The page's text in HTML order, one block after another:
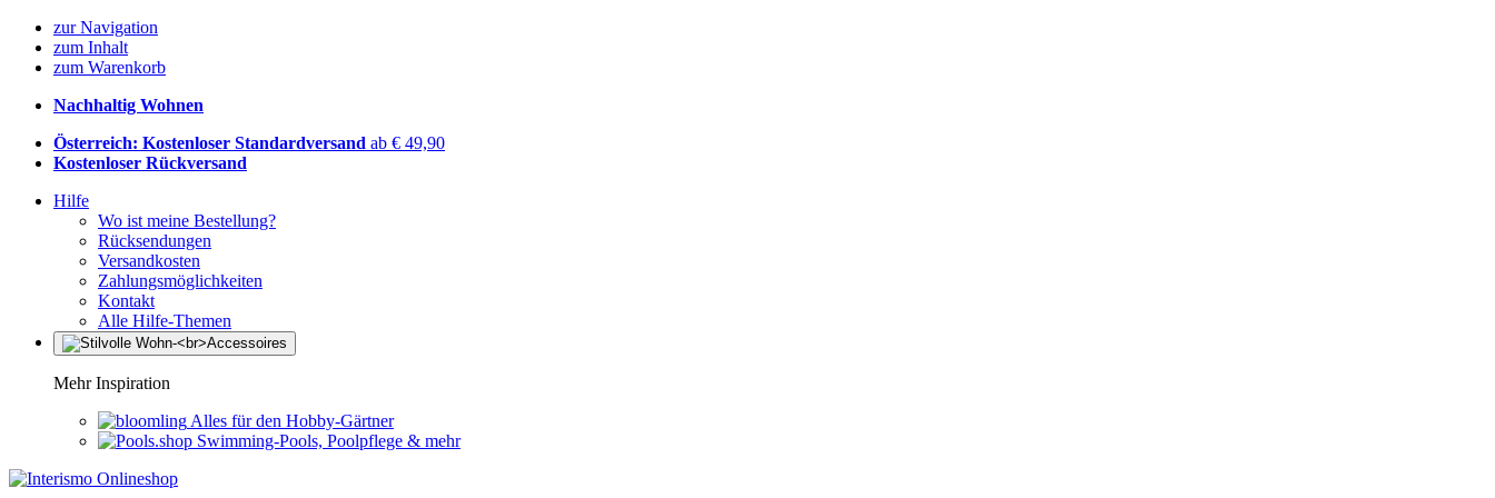
zur Navigation
zum Inhalt
zum Warenkorb
Nachhaltig Wohnen
Österreich: Kostenloser Standardversand ab € 49,90
Kostenloser Rückversand
Hilfe
Wo ist meine Bestellung?
Rücksendungen
Versandkosten
Zahlungsmöglichkeiten
Kontakt
Alle Hilfe-Themen
Mehr Inspiration
Alles für den Hobby-Gärtner
Swimming-Pools, Poolpflege & mehr